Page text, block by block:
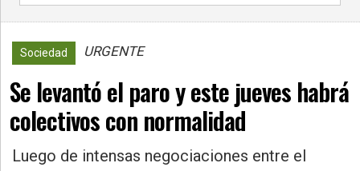
»
Policiales
»
Sociedad URGENTE
Se levantó el paro y este jueves habrá
colectivos con normalidad
Luego de intensas negociaciones entre el